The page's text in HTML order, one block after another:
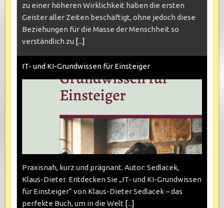
zu einer höheren Wirklichkeit haben die ersten
Geister aller Zeiten beschäftigt, ohne jedoch diese
Beziehungen für die Masse der Menschheit so
verständlich zu [...]
IT- und KI-Grundwissen für Einsteiger
Praxisnah, kurz und prägnant. Autor: Sedlacek,
Klaus-Dieter. Entdecken Sie „IT- und KI-Grundwissen
für Einsteiger“ von Klaus-Dieter Sedlacek – das
perfekte Buch, um in die Welt [...]